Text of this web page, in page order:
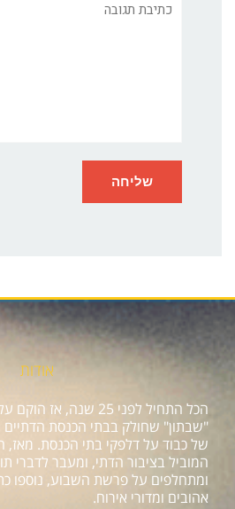
אודות
הכל התחיל לפני 25 שנה,
"שבתון" שחולק בבתי הכנסת
של כבוד על דלפקי בתי הכנסת. מאז,
המוביל בציבור הדתי, ומעבר לדברי
ומתחלפים על פרשת השבוע, נוספו
אהובים ומדורי אירוח.